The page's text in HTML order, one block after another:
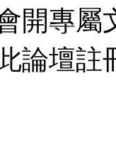
開專屬
論壇註